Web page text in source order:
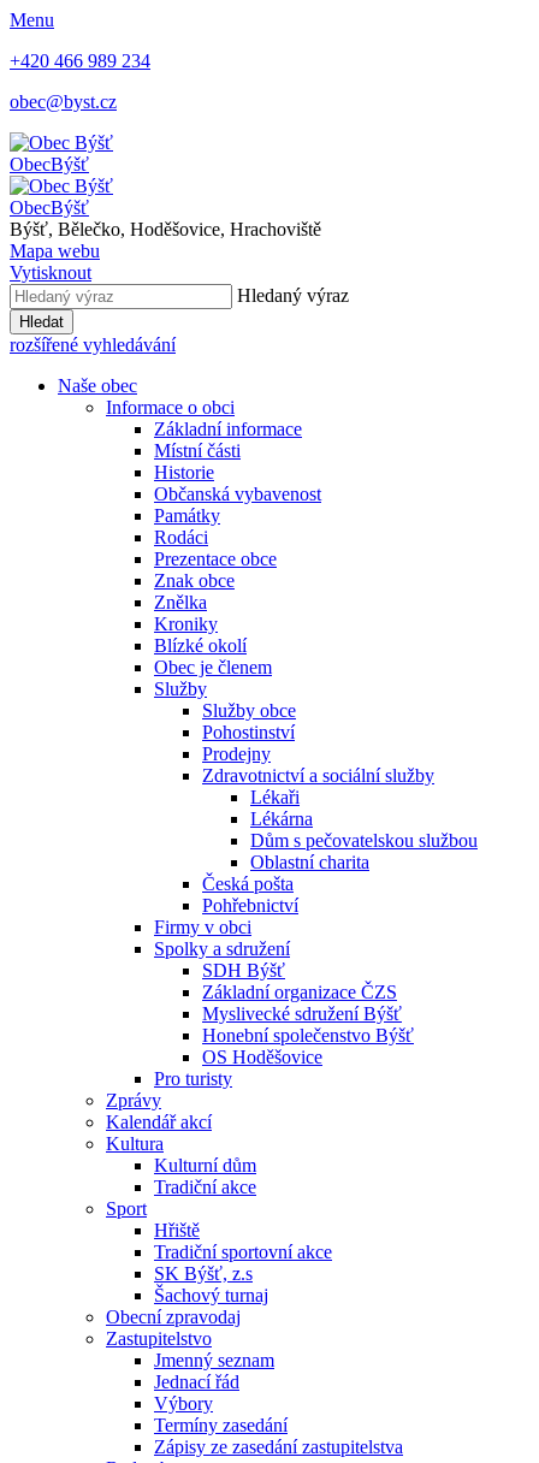
Menu
+420 466 989 234
obec@byst.cz
ObecBýšť
ObecBýšť
Býšť, Bělečko, Hoděšovice, Hrachoviště
Mapa webu
Vytisknout
Hledaný výraz
Hledat
rozšířené vyhledávání
Naše obec
Informace o obci
Základní informace
Místní části
Historie
Občanská vybavenost
Památky
Rodáci
Prezentace obce
Znak obce
Znělka
Kroniky
Blízké okolí
Obec je členem
Služby
Služby obce
Pohostinství
Prodejny
Zdravotnictví a sociální služby
Lékaři
Lékárna
Dům s pečovatelskou službou
Oblastní charita
Česká pošta
Pohřebnictví
Firmy v obci
Spolky a sdružení
SDH Býšť
Základní organizace ČZS
Myslivecké sdružení Býšť
Honební společenstvo Býšť
OS Hoděšovice
Pro turisty
Zprávy
Kalendář akcí
Kultura
Kulturní dům
Tradiční akce
Sport
Hřiště
Tradiční sportovní akce
SK Býšť, z.s
Šachový turnaj
Obecní zpravodaj
Zastupitelstvo
Jmenný seznam
Jednací řád
Výbory
Termíny zasedání
Zápisy ze zasedání zastupitelstva